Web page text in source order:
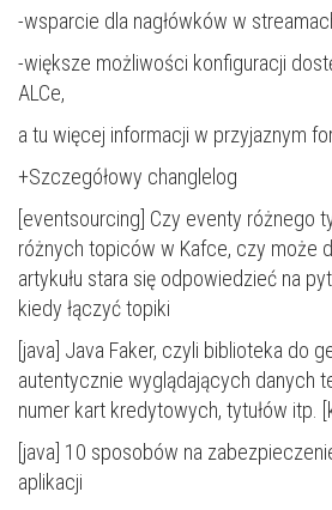
-wsparcie dla nagłówków w
-większe możliwości konfiguracji
ALCe,
a tu więcej informacji w przyjaznym
+Szczegółowy changlelog
[eventsourcing] Czy eventy różnego
różnych topiców w Kafce, czy może
artykułu stara się odpowiedzieć na
kiedy łączyć topiki
[java] Java Faker, czyli biblioteka do
autentycznie wyglądających danych
numer kart kredytowych, tytułów itp. [
[java] 10 sposobów na
aplikacji